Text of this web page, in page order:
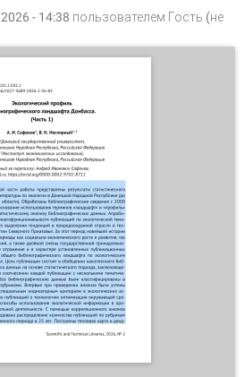
- 14:38 пользователем Гость (не